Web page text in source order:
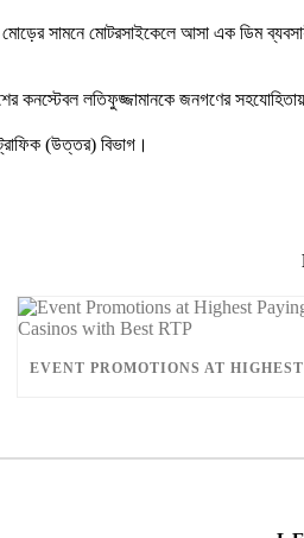
সামনে মোটরসাইকেলে আসা এক ডিম
কনস্টেবল লতিফুজ্জামানকে জনগণের
(উত্তর) বিভাগ।